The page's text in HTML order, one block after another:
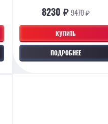
КУПИТЬ
ПОДРОБНЕЕ
8230 ₽9470 ₽